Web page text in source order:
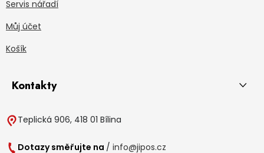
Servis nářadí
Můj účet
Košík
Kontakty
Teplická 906, 418 01 Bílina
Dotazy směřujte na / info@jipos.cz